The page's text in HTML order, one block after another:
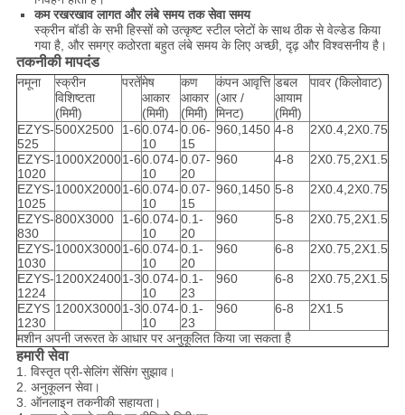
कम रखरखाव लागत और लंबे समय तक सेवा समय
स्क्रीन बॉडी के सभी हिस्सों को उत्कृष्ट स्टील प्लेटों के साथ ठीक से वेल्डेड किया
गया है, और समग्र कठोरता बहुत लंबे समय के लिए अच्छी, दृढ़ और विश्वसनीय है।
तकनीकी मापदंड
नमूना
स्क्रीन
विशिष्टता
(मिमी)
परतेंमेष
आकार
(मिमी)
कण
आकार
(मिमी)
कंपन आवृत्ति
(आर /
मिनट)
डबल
आयाम
(मिमी)
पावर (किलोवाट)
EZYS-
525
500X2500 1-60.074-
10
0.06-
15
960,1450 4-8 2X0.4,2X0.75
EZYS-
1020
1000X20001-60.074-
10
0.07-
20
960 4-8 2X0.75,2X1.5
EZYS-
1025
1000X20001-60.074-
10
0.07-
15
960,1450 5-8 2X0.4,2X0.75
EZYS-
830
800X3000 1-60.074-
10
0.1-
20
960 5-8 2X0.75,2X1.5
EZYS-
1030
1000X30001-60.074-
10
0.1-
20
960 6-8 2X0.75,2X1.5
EZYS-
1224
1200X24001-30.074-
10
0.1-
23
960 6-8 2X0.75,2X1.5
EZYS
1230
1200X30001-30.074-
10
0.1-
23
960 6-8 2X1.5
मशीन अपनी जरूरत के आधार पर अनुकूलित किया जा सकता है
हमारी सेवा
1. विस्तृत प्री-सेलिंग सेंसिंग सुझाव।
2. अनुकूलन सेवा।
3. ऑनलाइन तकनीकी सहायता।